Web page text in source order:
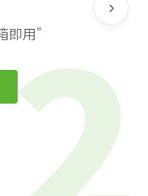
即用"
›